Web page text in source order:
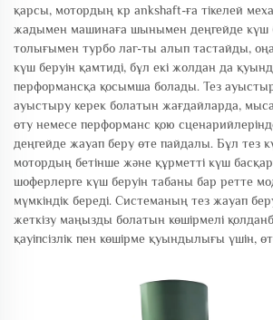
қарсы, мотордың кр ankshaft-ға тікелей
жадымен машинаға шынымен деңгейде күш
толығымен турбо лаг-ты алып тастайды,
күш беруін қамтиді, бұл екі жолдан да
перформансқа қосымша болады. Тез
ауыстыру керек болатын жағдайларда,
өту немесе перформанс қою
деңгейде жауап беру өте пайдалы. Бұл тез
мотордың бетінше жəне құрметті күш
шоферлерге күш беруін табаны бар ретте
мүмкіндік береді. Системаның тез жауап
жеткізу маңызды болатын көшірмелі
қауіпсізлік пен көшірме қуындылығы үшін,